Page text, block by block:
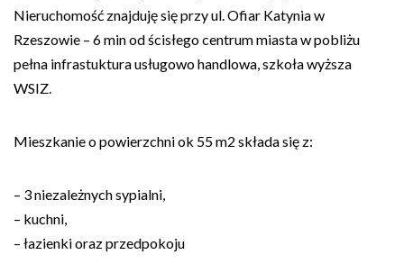
Nieruchomość znajduję się przy ul. Ofiar Katynia w
Rzeszowie – 6 min od ścisłego centrum miasta w pobliżu
pełna infrastuktura usługowo handlowa, szkoła wyższa
WSIZ.
Mieszkanie o powierzchni ok 55 m2 składa się z:
– 3 niezależnych sypialni,
– kuchni,
– łazienki oraz przedpokoju